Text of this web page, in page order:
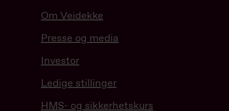
Om Veidekke
Presse og media
Investor
Ledige stillinger
HMS- og sikkerhetskurs